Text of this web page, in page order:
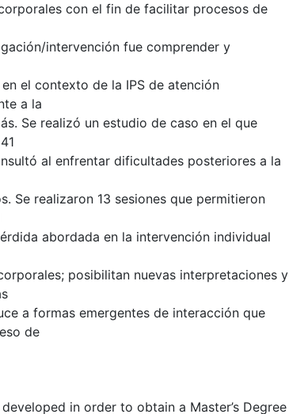
con el fin de facilitar procesos de
intervención fue comprender y
el contexto de la IPS de atención
a la
Se realizó un estudio de caso en el que
al enfrentar dificultades posteriores a la
Se realizaron 13 sesiones que permitieron
abordada en la intervención individual
posibilitan nuevas interpretaciones y
a formas emergentes de interacción que
de
in order to obtain a Master’s Degree